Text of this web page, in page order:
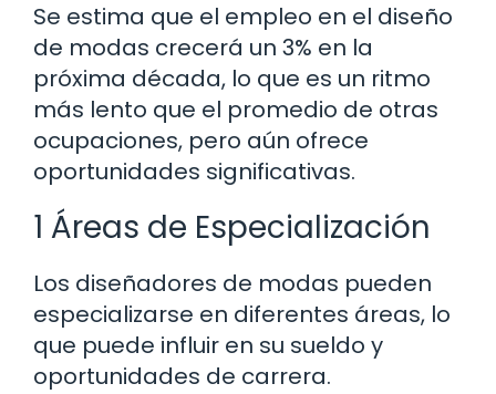
Se estima que el empleo en el diseño
de modas crecerá un 3% en la
próxima década, lo que es un ritmo
más lento que el promedio de otras
ocupaciones, pero aún ofrece
oportunidades significativas.
1 Áreas de Especialización
Los diseñadores de modas pueden
especializarse en diferentes áreas, lo
que puede influir en su sueldo y
oportunidades de carrera.